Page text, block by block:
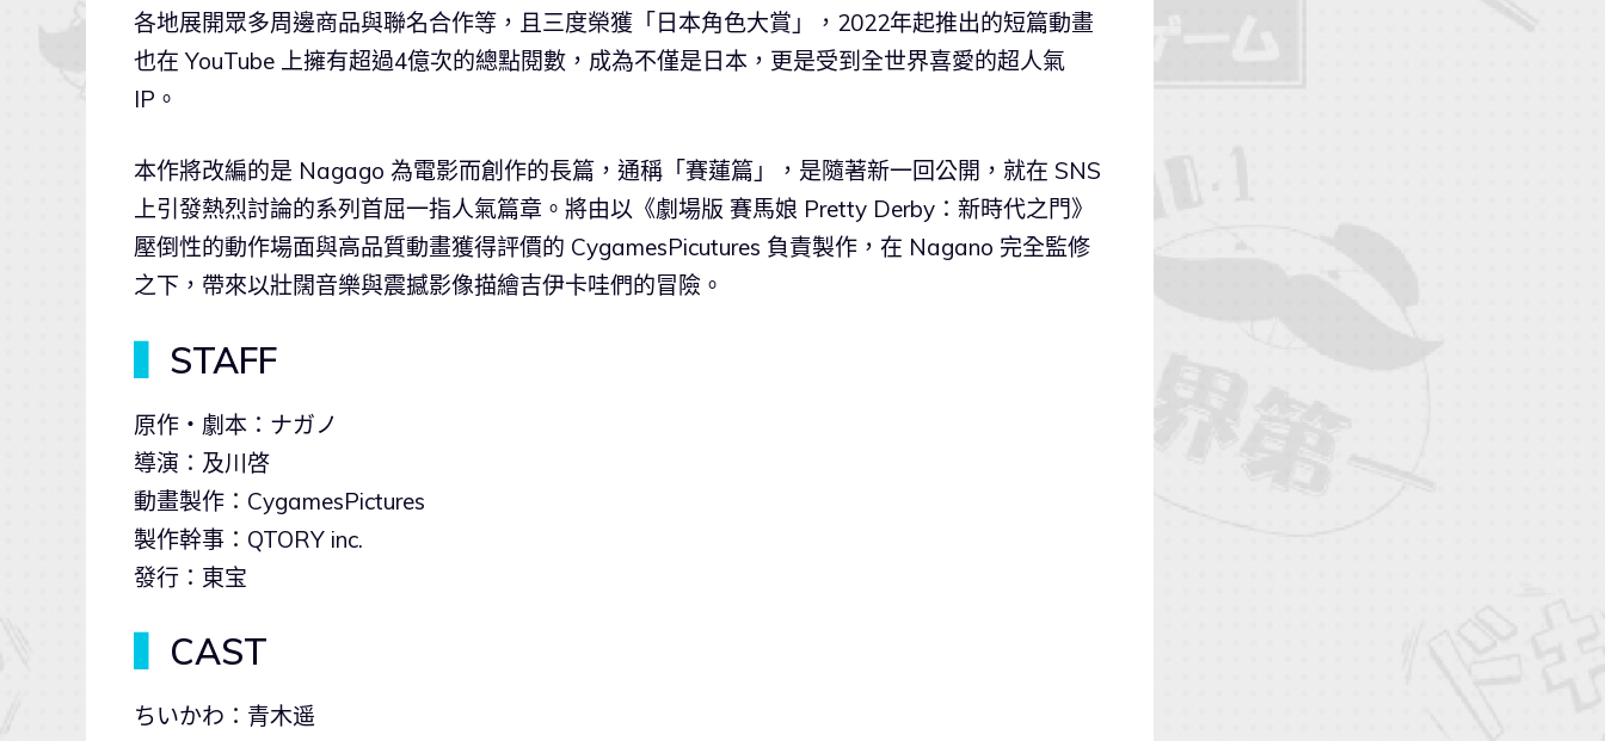
各地展開眾多周邊商品與聯名合作等，且三度榮獲「日本角色大賞」，2022年起推出的短篇動畫
也在 YouTube 上擁有超過4億次的總點閱數，成為不僅是日本，更是受到全世界喜愛的超人氣
IP。
本作將改編的是 Nagago 為電影而創作的長篇，通稱「賽蓮篇」，是隨著新一回公開，就在 SNS
上引發熱烈討論的系列首屈一指人氣篇章。將由以《劇場版 賽馬娘 Pretty Derby：新時代之門》
壓倒性的動作場面與高品質動畫獲得評價的 CygamesPicutures 負責製作，在 Nagano 完全監修
之下，帶來以壯闊音樂與震撼影像描繪吉伊卡哇們的冒險。
STAFF
原作・劇本：ナガノ
導演：及川啓
動畫製作：CygamesPictures
製作幹事：QTORY inc.
發行：東宝
CAST
ちいかわ：青木遥